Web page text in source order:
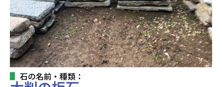
石の名前・種類：